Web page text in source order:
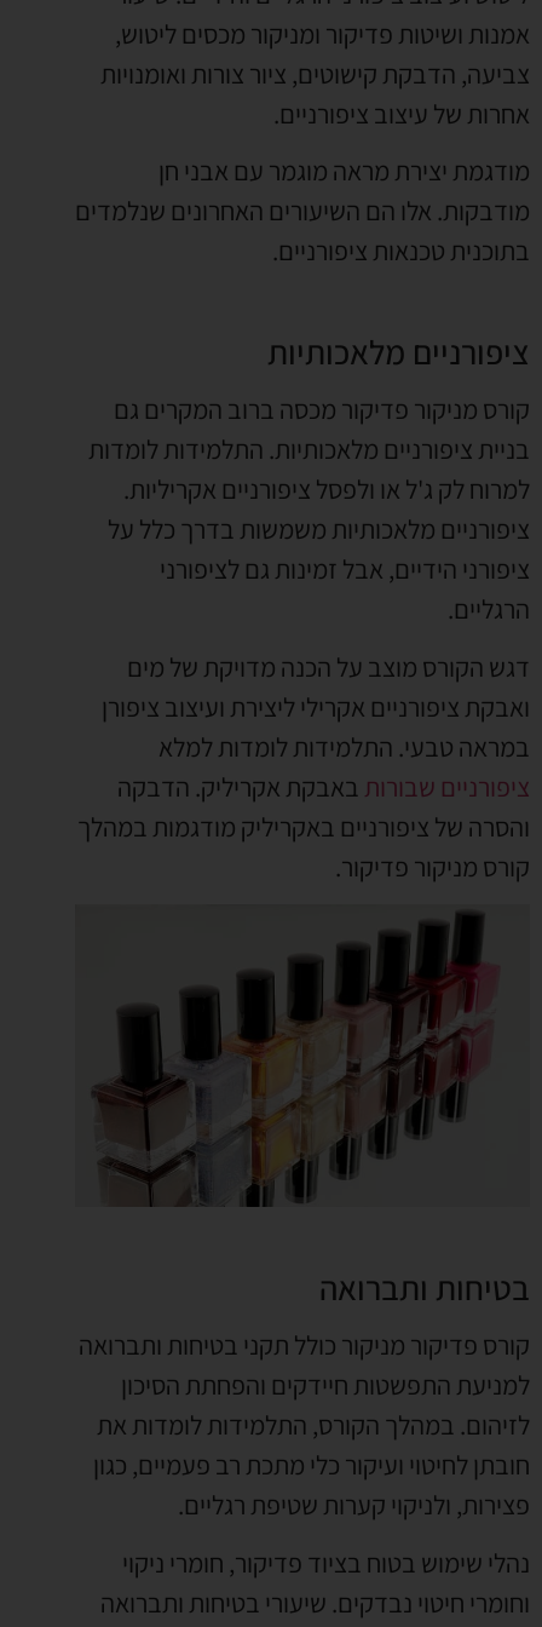
אמנות ושיטות פדיקור ומניקור מכסים ליטוש,
צביעה, הדבקת קישוטים, ציור צורות ואומנויות
אחרות של עיצוב ציפורניים.
מודגמת יצירת מראה מוגמר עם אבני חן
מודבקות. אלו הם השיעורים האחרונים שנלמדים
בתוכנית טכנאות ציפורניים.
ציפורניים מלאכותיות
קורס מניקור פדיקור מכסה ברוב המקרים גם
בניית ציפורניים מלאכותיות. התלמידות לומדות
למרוח לק ג'ל או ולפסל ציפורניים אקריליות.
ציפורניים מלאכותיות משמשות בדרך כלל על
ציפורני הידיים, אבל זמינות גם לציפורני
הרגליים.
דגש הקורס מוצב על הכנה מדויקת של מים
ואבקת ציפורניים אקרילי ליצירת ועיצוב ציפורן
במראה טבעי. התלמידות לומדות למלא
ציפורניים שבורות באבקת אקריליק. הדבקה
והסרה של ציפורניים באקריליק מודגמות במהלך
קורס מניקור פדיקור.
בטיחות ותברואה
קורס פדיקור מניקור כולל תקני בטיחות ותברואה
למניעת התפשטות חיידקים והפחתת הסיכון
לזיהום. במהלך הקורס, התלמידות לומדות את
חובתן לחיטוי ועיקור כלי מתכת רב פעמיים, כגון
פצירות, ולניקוי קערות שטיפת רגליים.
נהלי שימוש בטוח בציוד פדיקור, חומרי ניקוי
וחומרי חיטוי נבדקים. שיעורי בטיחות ותברואה